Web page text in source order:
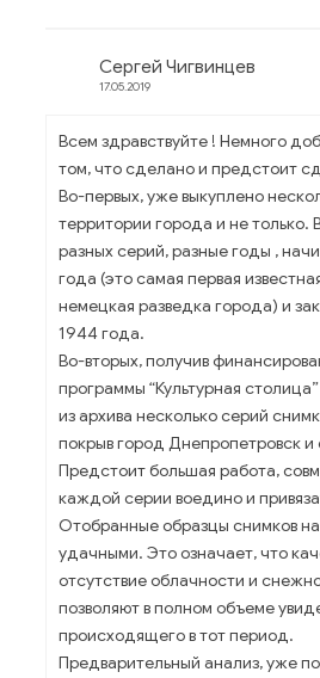
Сергей Чигвинцев
17.05.2019
Всем здравствуйте ! Немного
том, что сделано и предстоит
Во-первых, уже выкуплено
территории города и не только.
разных серий, разные годы ,
года (это самая первая
немецкая разведка города) и
1944 года.
Во-вторых, получив
программы “Культурная
из архива несколько серий
покрыв город Днепропетровск и
Предстоит большая работа,
каждой серии воедино и
Отобранные образцы снимков
удачными. Это означает, что
отсутствие облачности и
позволяют в полном объеме
происходящего в тот период.
Предварительный анализ, уже